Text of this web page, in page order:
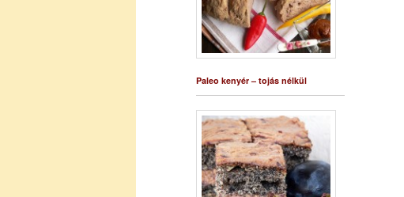
Paleo kenyér – tojás nélkül